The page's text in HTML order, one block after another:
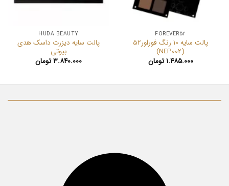
FOREVER52
پالت سایه 10 رنگ فوراور52
(NEP002)
۱.۴۸۵.۰۰۰ تومان
HUDA BEAUTY
پالت سایه دیزرت داسک هدی
بیوتی
۳.۸۴۰.۰۰۰تومان